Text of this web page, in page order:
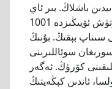
باشلاڭ. بىر ئاي
كۈتۈش ئۆيىڭىزدە 1001 TVs غا ئوخشاش ئېكران
بېقىڭ. بۇنىڭ
سوئاللىرىنى
كۆرۈڭ. ئەگەر